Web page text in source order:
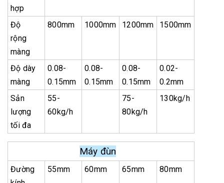
hợp
Độ
rộng
màng
800mm 1000mm 1200mm 1500mm
Độ dày
màng
0.08-
0.15mm
0.08-
0.15mm
0.08-
0.15mm
0.02-
0.2mm
Sản
lượng
tối đa
55-
60kg/h
75-
80kg/h
130kg/h
Máy đùn
Đường
55mm 60mm 65mm 80mm